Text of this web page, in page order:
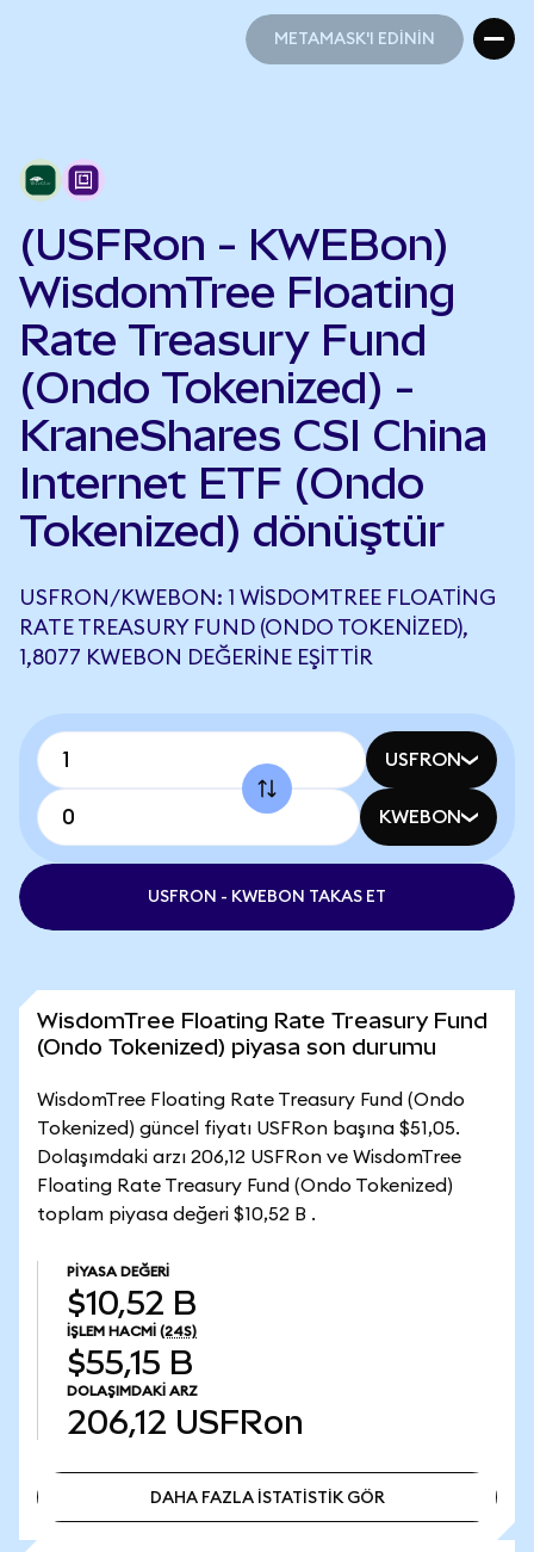
METAMASK'I EDİNİN
(USFRon - KWEBon)
WisdomTree Floating
Rate Treasury Fund
(Ondo Tokenized) -
KraneShares CSI China
Internet ETF (Ondo
Tokenized) dönüştür
USFRON/KWEBON: 1 WISDOMTREE FLOATING
RATE TREASURY FUND (ONDO TOKENIZED),
1,8077 KWEBON DEĞERINE EŞITTIR
USFRON
KWEBON
USFRON - KWEBON TAKAS ET
WisdomTree Floating Rate Treasury Fund
(Ondo Tokenized) piyasa son durumu
WisdomTree Floating Rate Treasury Fund (Ondo
Tokenized) güncel fiyatı USFRon başına $51,05.
Dolaşımdaki arzı 206,12 USFRon ve WisdomTree
Floating Rate Treasury Fund (Ondo Tokenized)
toplam piyasa değeri $10,52 B .
PIYASA DEĞERI
$10,52 B
İŞLEM HACMI (24S)
$55,15 B
DOLAŞIMDAKI ARZ
206,12 USFRon
DAHA FAZLA İSTATİSTİK GÖR